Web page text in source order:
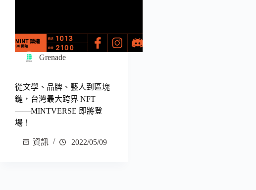
Grenade
從文學、品牌、藝人到區塊
鏈，台灣最大跨界 NFT
——MINTVERSE 即將登
場！
資訊 2022/05/09